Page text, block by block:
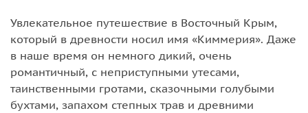
Увлекательное путешествие в Восточный Крым,
который в древности носил имя «Киммерия». Даже
в наше время он немного дикий, очень
романтичный, с неприступными утесами,
таинственными гротами, сказочными голубыми
бухтами, запахом степных трав и древними